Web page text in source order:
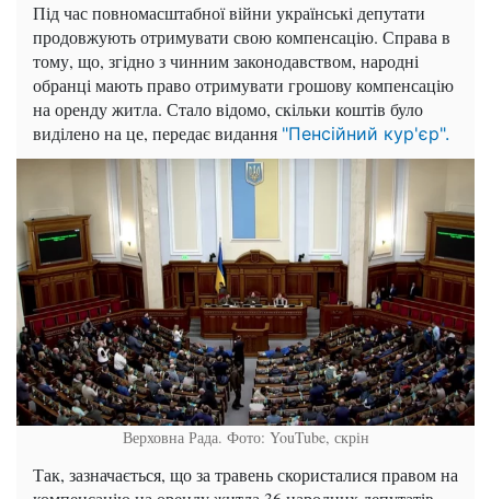
Під час повномасштабної війни українські депутати
продовжують отримувати свою компенсацію. Справа в
тому, що, згідно з чинним законодавством, народні
обранці мають право отримувати грошову компенсацію
на оренду житла. Стало відомо, скільки коштів було
виділено на це, передає видання "Пенсійний кур'єр".
Верховна Рада. Фото: YouTube, скрін
Так, зазначається, що за травень скористалися правом на